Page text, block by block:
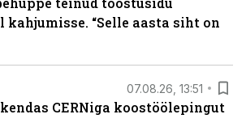
kahjumisse. “Selle aasta siht on
07.08.26, 13:51
CERNiga koostöölepingut